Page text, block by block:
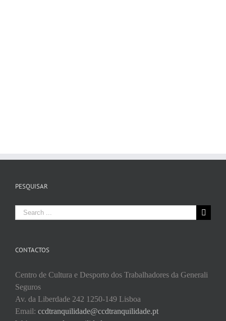
PESQUISAR
Search
for:
CONTACTOS
Centro de Cultura e Desporto dos Trabalhadores da Generali
Seguros
Av. da Liberdade 242 1250-149 Lisboa
Email: ccdtranquilidade@ccdtranquilidade.pt